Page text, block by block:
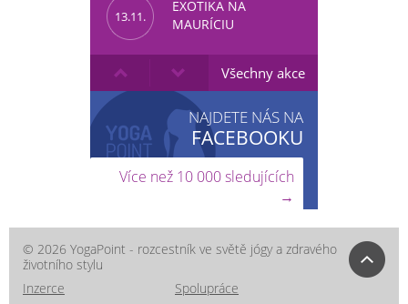
13.11.
EXOTIKA NA
MAURÍCIU
Všechny akce
NAJDETE NÁS NA
FACEBOOKU
Více než 10 000 sledujících
→
© 2026 YogaPoint - rozcestník ve světě jógy a zdravého
životního stylu
Inzerce
Spolupráce